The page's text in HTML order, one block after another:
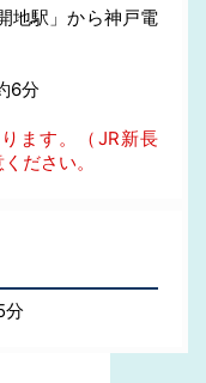
地駅」から神戸電
6分
ます。（JR新長
ださい。
分